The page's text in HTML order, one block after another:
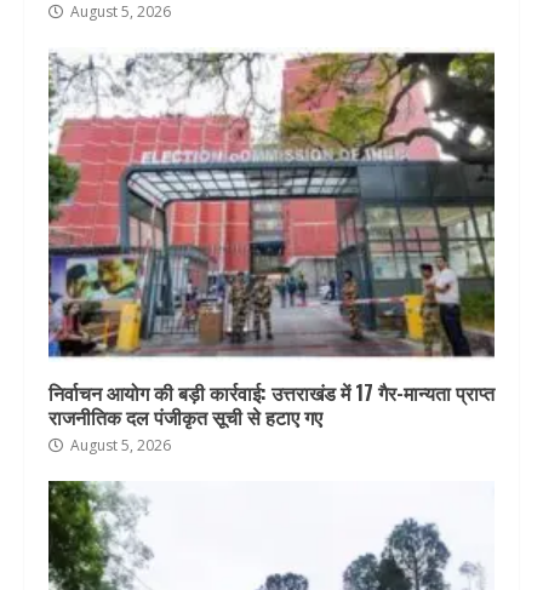
August 5, 2026
निर्वाचन आयोग की बड़ी कार्रवाई: उत्तराखंड में 17 गैर-मान्यता प्राप्त
राजनीतिक दल पंजीकृत सूची से हटाए गए
August 5, 2026